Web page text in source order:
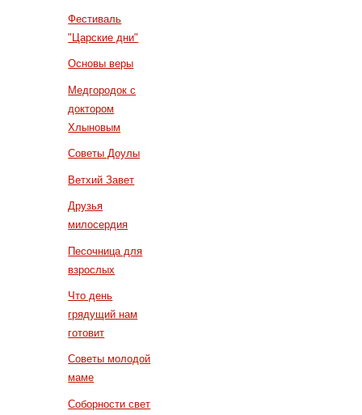
Фестиваль
"Царские дни"
Основы веры
Медгородок с
доктором
Хлыновым
Советы Доулы
Ветхий Завет
Друзья
милосердия
Песочница для
взрослых
Что день
грядущий нам
готовит
Советы молодой
маме
Соборности свет